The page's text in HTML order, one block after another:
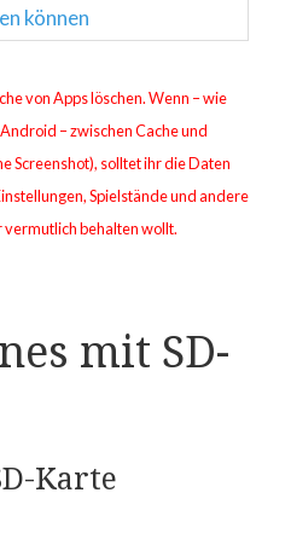
von Apps löschen. Wenn – wie
– zwischen Cache und
Screenshot), solltet ihr die Daten
Spielstände und andere
behalten wollt.
mit SD-
Karte